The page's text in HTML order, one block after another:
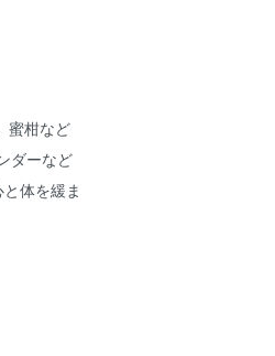
蜜柑など
ダーなど
体を緩ま